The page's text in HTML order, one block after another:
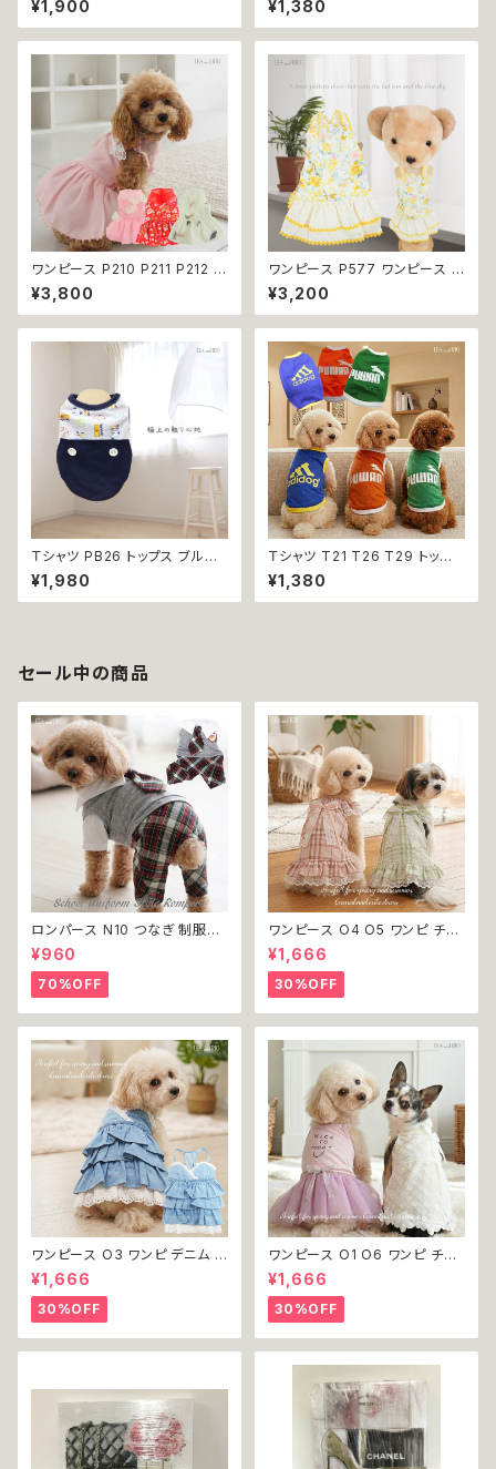
ま かめ ぶた ポケット ビビット
ドッグウェア dog 犬 猫 ペット
服 オシャレ かわいい 小型犬 返
品交換不可
¥1,900
スポーティー フード 帽子 犬 猫
ペット 犬服 猫服 犬の服 猫の服
¥1,380
ワンピース P210 P211 P212 犬
イエロー ピンク ホワイト レッド
レモン 蝶 フラワー 猫 ペット 服
犬服 犬の服 犬洋服 犬の洋服
洋服 dog ドッグウェア ドッグウ
エア 女の子 小型犬 おしゃれ か
わいい 可愛い 透け感 コットン
返品交換不可
¥3,800
ワンピース P577 ワンピース ド
レス ハンドメイド 花 スカート ト
ップス ティアードスカート 春 夏
パピー 小型犬 犬 猫 ペット 服
ウェア おしゃれ かわいい お出
かけ 返品交換不可
¥3,200
Ｔシャツ PB26 トップス ブルー
野球 くま ドックウェア 小型犬
犬 猫 dog cat ペット 服 犬服
返品交換不可
¥1,980
Ｔシャツ T21 T26 T29 トップ
ス ノースリーブ メッシュ 夏 蒸
れにくい 犬 猫 ペット 犬の服 猫
の服 犬服 猫服 返品交換不可
¥1,380
セール中の商品
ロンパース N10 つなぎ 制服風
チェック柄 グレー 灰色 コスチュ
ーム コスプレ ドッグウェア dog
犬 猫 ペット 服 犬服 洋服 オシ
ャレ かわいい 小型犬 返品交換
不可
¥960
70%OFF
ワンピース O4 O5 ワンピ チェ
ック プリーツ レース 女の子 犬
犬服 小型 猫 服 洋服 ペット do
g ドッグウェア おしゃれ かわい
い 返品交換不可
¥1,666
30%OFF
ワンピース O3 ワンピ デニム プ
リーツ レース 女の子 犬 犬服
小型 猫 服 洋服 ペット dog ド
ッグウェア おしゃれ かわいい 返
品交換不可
¥1,666
30%OFF
ワンピース O1 O6 ワンピ チュ
ール レース 花 フラワー 女の子
犬 犬服 小型 猫 服 洋服 ペット
dog ドッグウェア おしゃれ かわ
いい 返品交換不可
¥1,666
30%OFF